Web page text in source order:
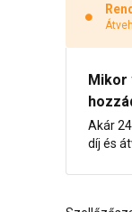
Mikor
Akár
díj és